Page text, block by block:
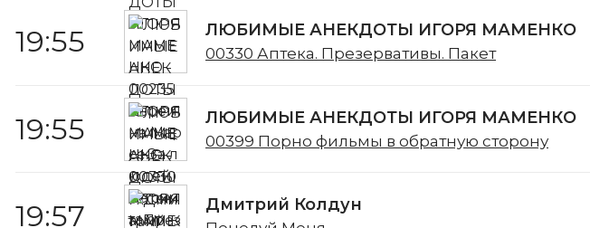
19:55 ЛЮБИМЫЕ АНЕКДОТЫ ИГОРЯ МАМЕНКО
00330 Аптека. Презервативы. Пакет
19:55 ЛЮБИМЫЕ АНЕКДОТЫ ИГОРЯ МАМЕНКО
00399 Порно фильмы в обратную сторону
19:57 Дмитрий Колдун